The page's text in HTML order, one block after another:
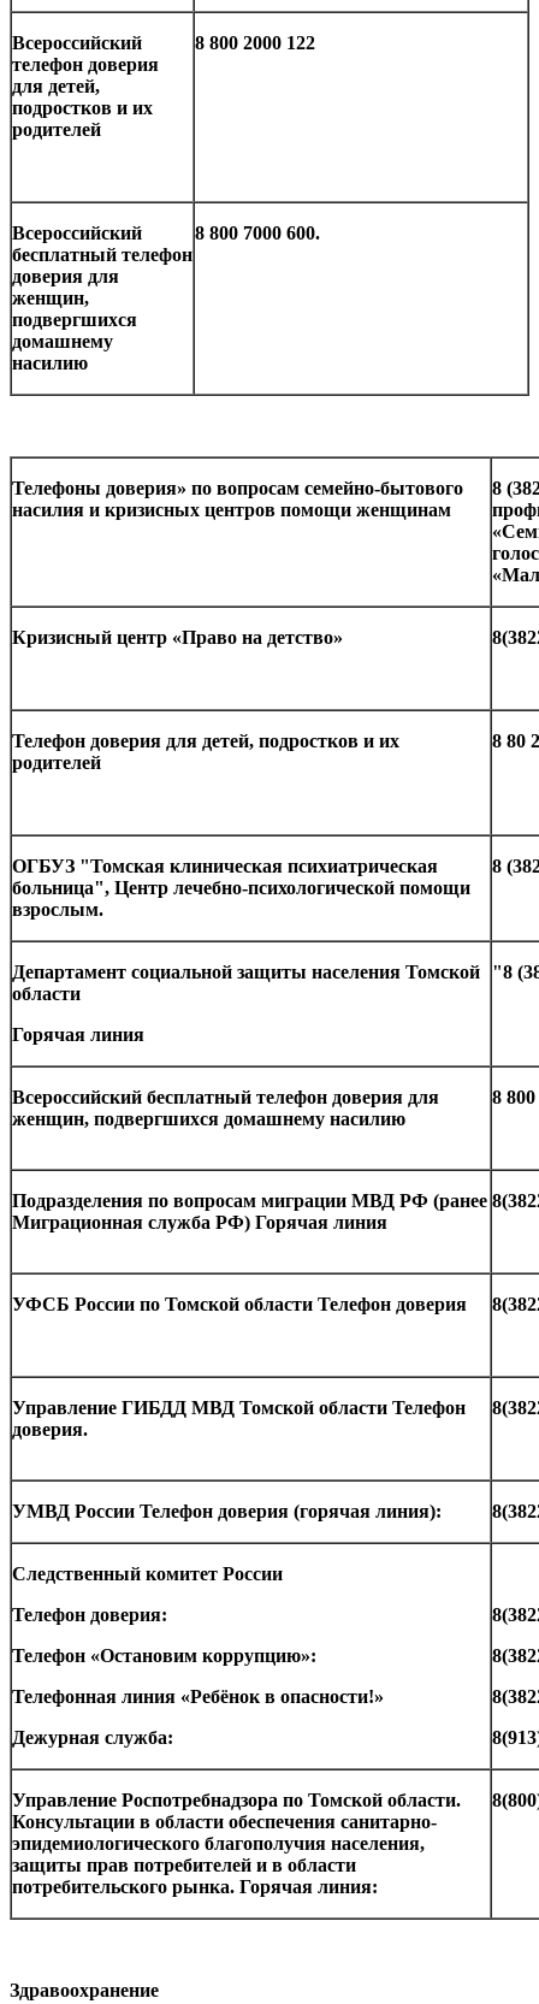
Всероссийский
телефон доверия
для детей,
подростков и их
родителей
8 800 2000 122
Всероссийский
бесплатный телефон
доверия для
женщин,
подвергшихся
домашнему
насилию
8 800 7000 600.
Телефоны доверия» по вопросам семейно-бытового
насилия и кризисных центров помощи женщинам
8
Кризисный центр «Право на детство»
Телефон доверия для детей, подростков и их
родителей
8 80
ОГБУЗ "Томская клиническая психиатрическая
больница", Центр лечебно-психологической помощи
взрослым.
8
Департамент социальной защиты населения Томской
области
Горячая линия
"8
Всероссийский бесплатный телефон доверия для
женщин, подвергшихся домашнему насилию
8
Подразделения по вопросам миграции МВД РФ (ранее
Миграционная служба РФ) Горячая линия
УФСБ России по Томской области Телефон доверия
Управление ГИБДД МВД Томской области Телефон
доверия.
УМВД России Телефон доверия (горячая линия):
Следственный комитет России
Телефон доверия:
Телефон «Остановим коррупцию»:
Телефонная линия «Ребёнок в опасности!»
Дежурная служба:
Управление Роспотребнадзора по Томской области.
Консультации в области обеспечения санитарно-
эпидемиологического благополучия населения,
защиты прав потребителей и в области
потребительского рынка. Горячая линия:
Здравоохранение